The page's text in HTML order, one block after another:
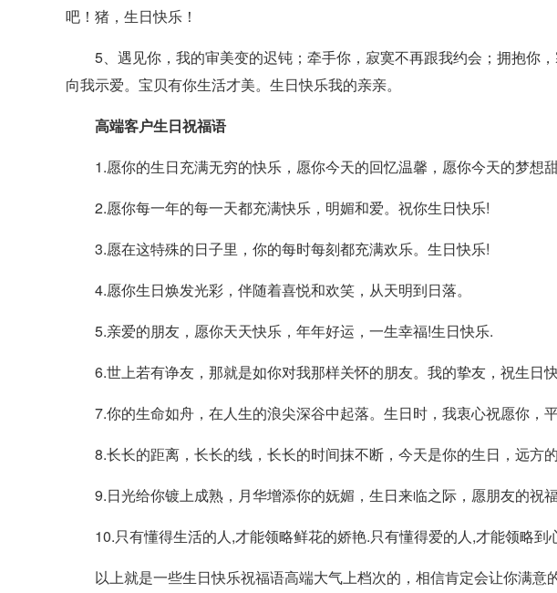
吧！猪，生日快乐！
5、遇见你，我的审美变的迟钝；牵手你，寂寞不再跟我约会；拥抱你
向我示爱。宝贝有你生活才美。生日快乐我的亲亲。
高端客户生日祝福语
1.愿你的生日充满无穷的快乐，愿你今天的回忆温馨，愿你今天的梦想甜
2.愿你每一年的每一天都充满快乐，明媚和爱。祝你生日快乐!
3.愿在这特殊的日子里，你的每时每刻都充满欢乐。生日快乐!
4.愿你生日焕发光彩，伴随着喜悦和欢笑，从天明到日落。
5.亲爱的朋友，愿你天天快乐，年年好运，一生幸福!生日快乐.
6.世上若有诤友，那就是如你对我那样关怀的朋友。我的挚友，祝生日
7.你的生命如舟，在人生的浪尖深谷中起落。生日时，我衷心祝愿你，
8.长长的距离，长长的线，长长的时间抹不断，今天是你的生日，远方
9.日光给你镀上成熟，月华增添你的妩媚，生日来临之际，愿朋友的祝
10.只有懂得生活的人,才能领略鲜花的娇艳.只有懂得爱的人,才能领略到
以上就是一些生日快乐祝福语高端大气上档次的，相信肯定会让你满意